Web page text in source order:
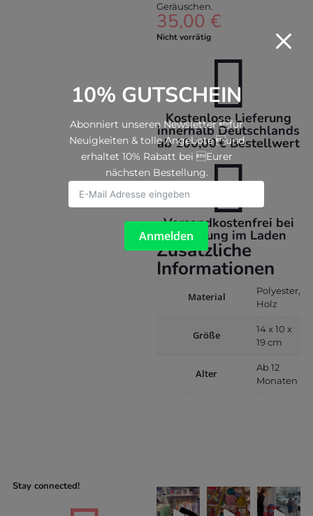
M
10% GUTSCHEIN
Abonniert unseren Newsletter für
Neuigkeiten & tolle Angebote und
erhaltet 10% Rabatt bei Eurer
nächsten Bestellung.
Anmelden
Geräuschen.
35,00 €
Nicht vorrätig

Kostenlose Lieferung
innerhalb Deutschlands
ab 100,00 € Bestellwert

Versandkostenfrei bei
Abholung im Laden
Zusätzliche
Informationen
Material
Polyester,
Holz
Größe
14 x 10 x
19 cm
Alter
Ab 12
Monaten
Stay connected!